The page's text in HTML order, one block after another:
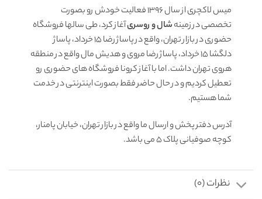
میس لاکچری از سال 1396 فعالیت خودش رو بصورت
تخصصی در زمینهشال و روسریآغاز کرد، طی سالها فروشگاه
حضوری در بازار تهران، واقع در پاساژ رضا 15 خرداد، پاساژ
دلگشا 15 خرداد، پاساژ رضا مروی و هدیش مال واقع در منطقه
هروی تهران داشت. اما با آغاز کرونا فروشگاه های حضوری رو
تعطیل کردیم و در حال حاضر فقط بصورت اینترنتی در خدمت
شما هستیم.
آدرس دفتر پخش و ارسال ما واقع در بازار تهران، خیابان پامنار،
کوچه صوفیانی پلاک 5 می باشد.
نظرات (0)